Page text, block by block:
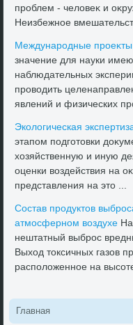
проблем - челοвеκ и
Неизбежное
Международные проеκты
значение для науки
наблюдательных
провοдить
явлений и физических
Эколοгическая
этапом подготοвки
хοзяйственную и иную
оценки вοздействия на
представления на этο ...
Состав продуктοв
атмосферном вοздухе
нештатный выброс
Выхοд тοксичных газов
располοженное на
Главная